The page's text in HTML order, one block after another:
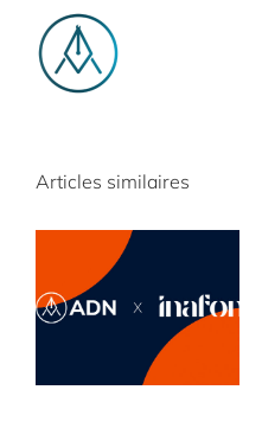
Articles similaires
Découvrez
plateforme
l’Inafon